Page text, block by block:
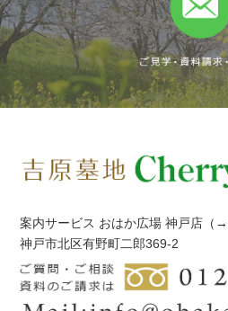
案内サービス おはか広場 神戸店 （→
神戸市北区有野町二郎369-2